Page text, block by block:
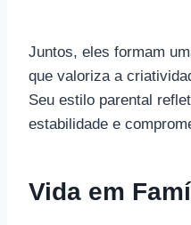
Juntos, eles formam
que valoriza a
Seu estilo parental
estabilidade e
Vida em